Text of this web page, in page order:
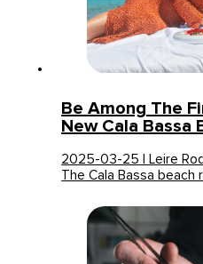
Be Among The
New Cala Bassa
2025-03-25 | Leire
The Cala Bassa